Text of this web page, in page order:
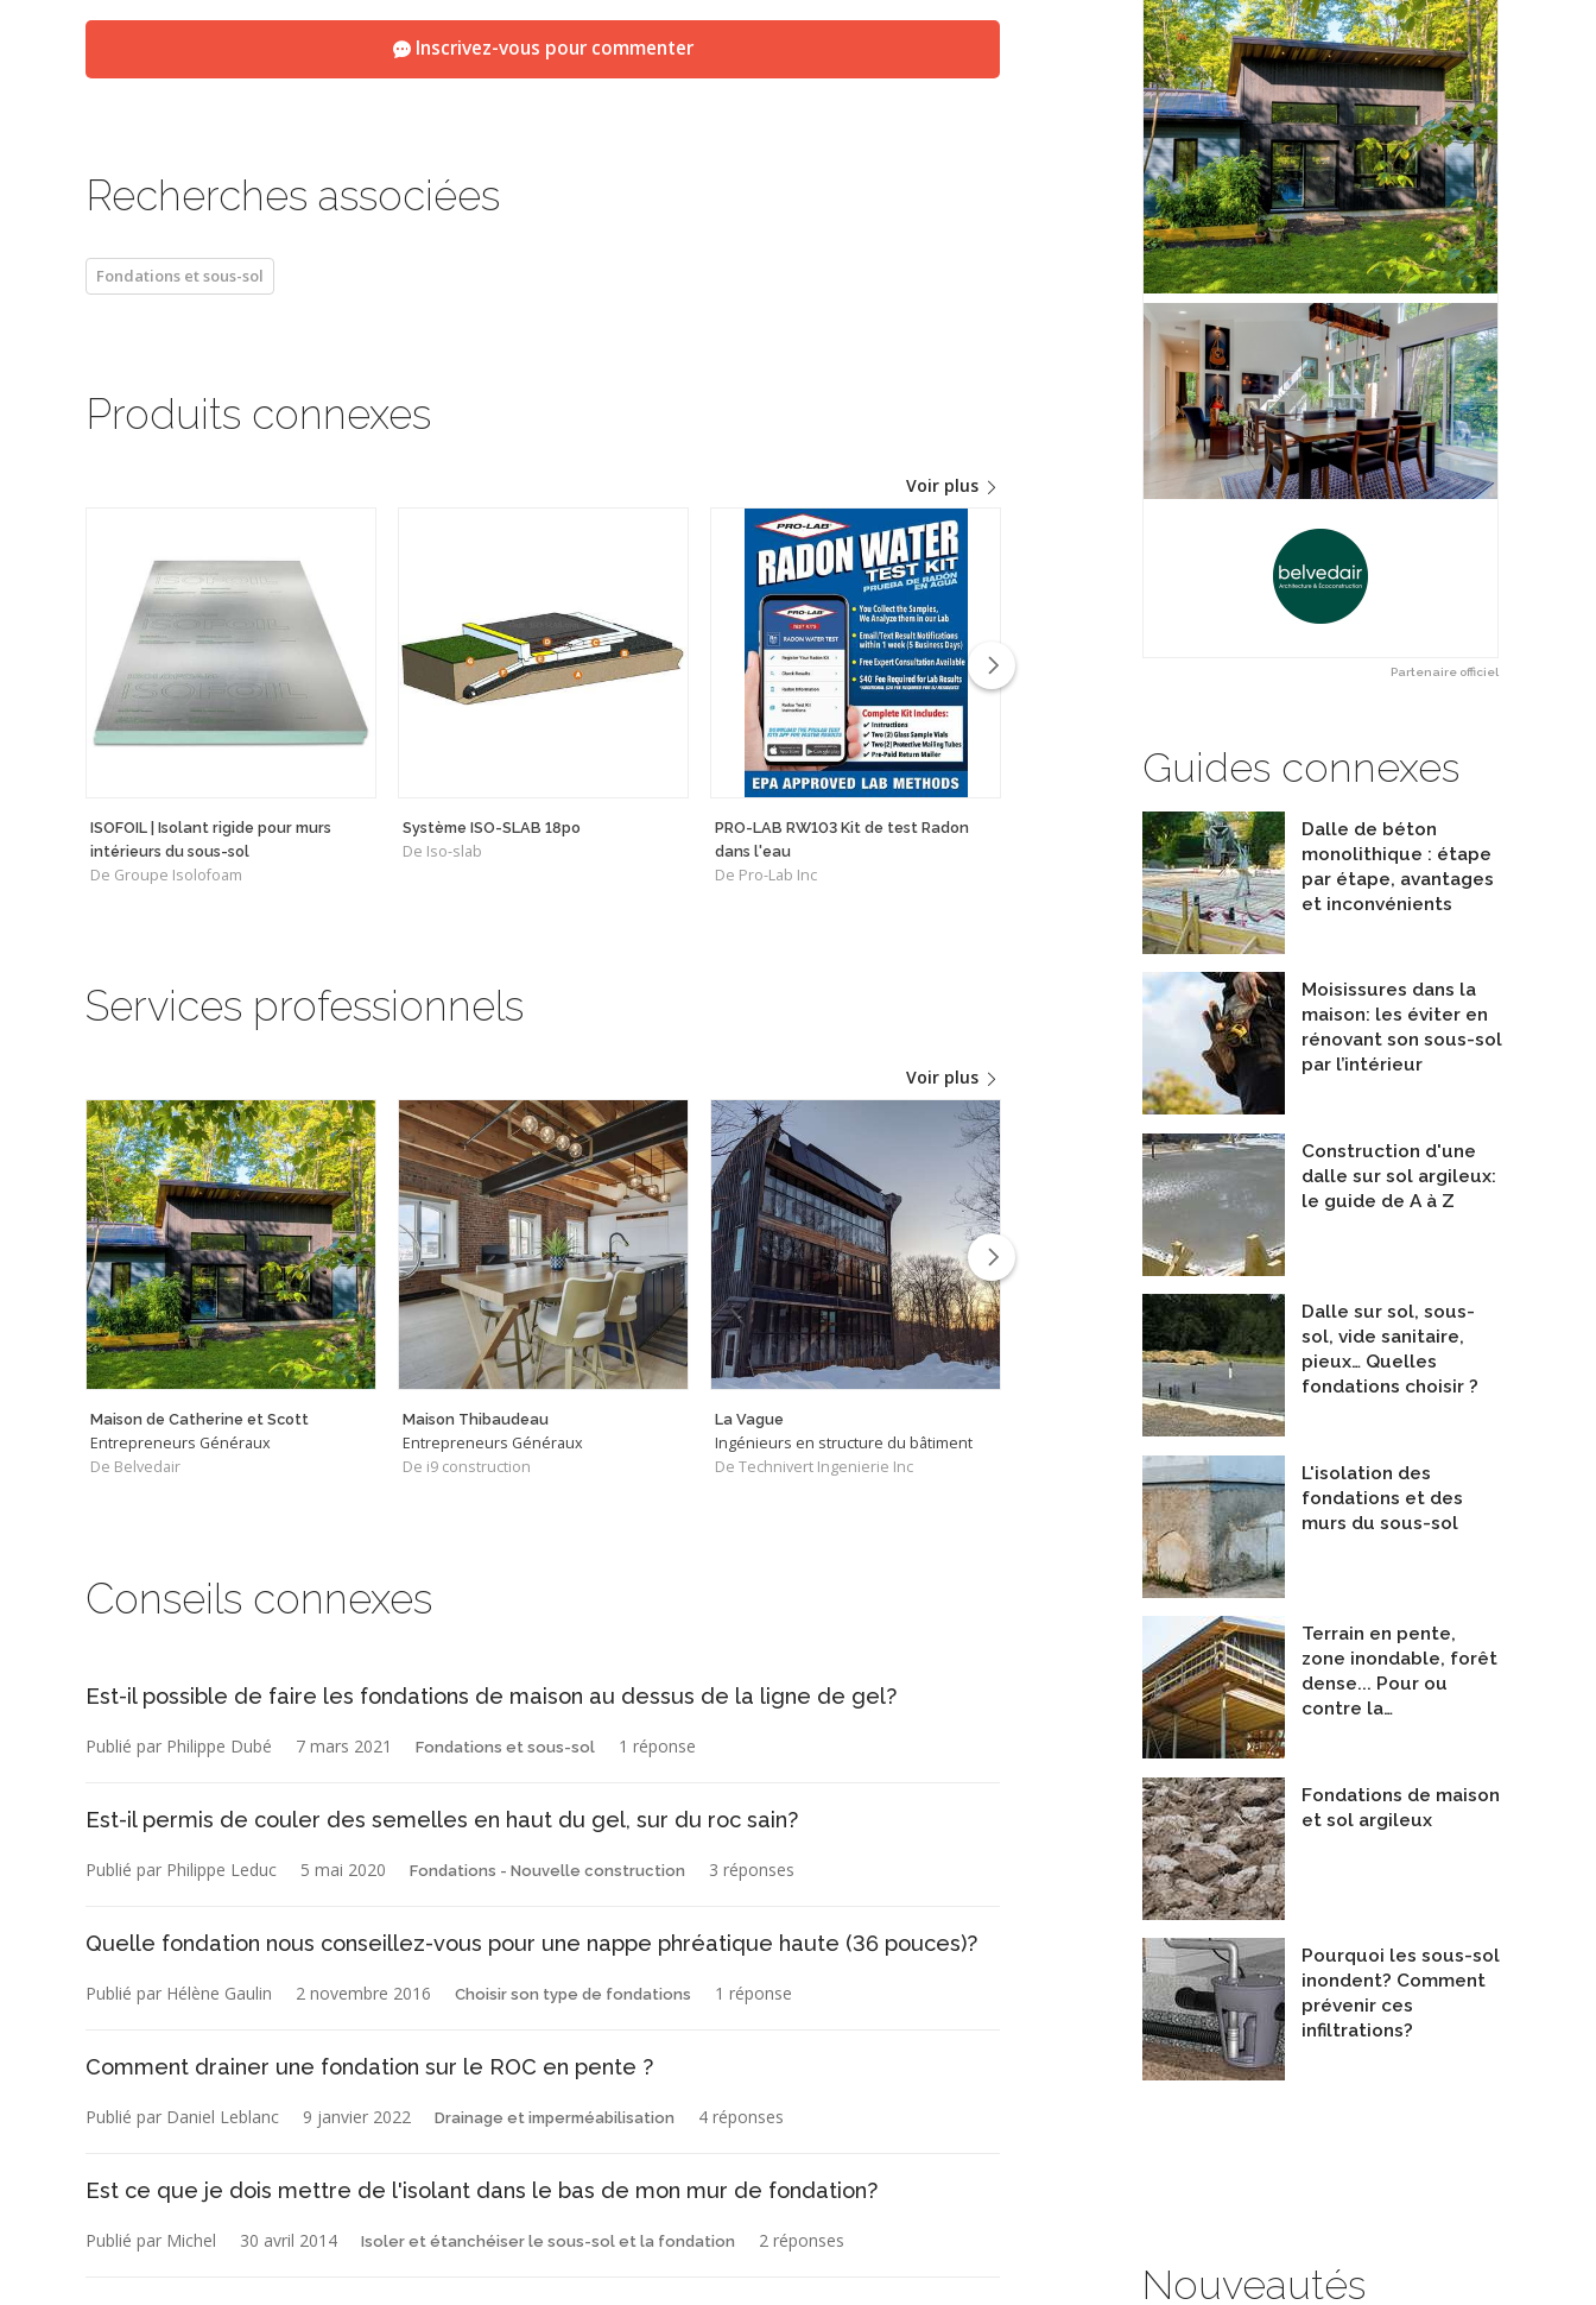
Partenaire officiel
Guides connexes
Dalle de béton
monolithique : étape
par étape, avantages
et inconvénients
Moisissures dans la
maison: les éviter en
rénovant son sous-sol
par l’intérieur
Construction d'une
dalle sur sol argileux:
le guide de A à Z
Dalle sur sol, sous-
sol, vide sanitaire,
pieux… Quelles
fondations choisir ?
L'isolation des
fondations et des
murs du sous-sol
Terrain en pente,
zone inondable, forêt
dense... Pour ou
contre la…
Fondations de maison
et sol argileux
Pourquoi les sous-sol
inondent? Comment
prévenir ces
infiltrations?
Nouveautés
Inscrivez-vous pour commenter
Recherches associées
Fondations et sous-sol
Produits connexes
Voir plus
ISOFOIL | Isolant rigide pour murs
intérieurs du sous-sol
De Groupe Isolofoam
Système ISO-SLAB 18po
De Iso-slab
PRO-LAB RW103 Kit de test Radon
dans l'eau
De Pro-Lab Inc
Alpha Track AT100 Test de radon
De Accustar Canada
Lisse ventilée
De Teksill Solutions
Services professionnels
Voir plus
Maison de Catherine et Scott
Entrepreneurs Généraux
De Belvedair
Maison Thibaudeau
Entrepreneurs Généraux
De i9 construction
La Vague
Ingénieurs en structure du bâtiment
De Technivert Ingenierie Inc
La Maison Lowry
Entrepreneurs Généraux
De Construction Rocket
De AG3 Architecture +
Conseils connexes
Est-il possible de faire les fondations de maison au dessus de la ligne de gel?
Publié par Philippe Dubé 7 mars 2021 Fondations et sous-sol 1 réponse
Est-il permis de couler des semelles en haut du gel, sur du roc sain?
Publié par Philippe Leduc 5 mai 2020 Fondations - Nouvelle construction 3 réponses
Quelle fondation nous conseillez-vous pour une nappe phréatique haute (36 pouces)?
Publié par Hélène Gaulin 2 novembre 2016 Choisir son type de fondations 1 réponse
Comment drainer une fondation sur le ROC en pente ?
Publié par Daniel Leblanc 9 janvier 2022 Drainage et imperméabilisation 4 réponses
Est ce que je dois mettre de l'isolant dans le bas de mon mur de fondation?
Publié par Michel 30 avril 2014 Isoler et étanchéiser le sous-sol et la fondation 2 réponses